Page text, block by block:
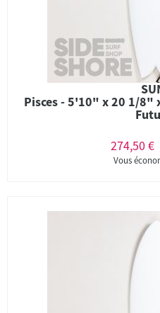
Pisces - 5'10" x 20 1/8"
274,50 €
Vous